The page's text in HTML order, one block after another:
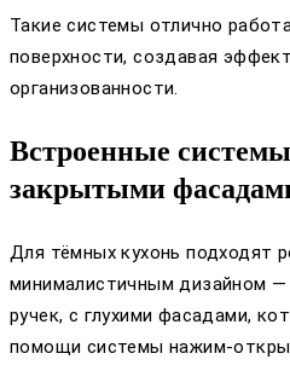
Такие системы отлично
поверхности, создавая
организованности.
Встроенные
закрытыми
Для тёмных кухонь подходят
минималистичным дизайном
ручек, с глухими фасадами,
помощи системы нажим-